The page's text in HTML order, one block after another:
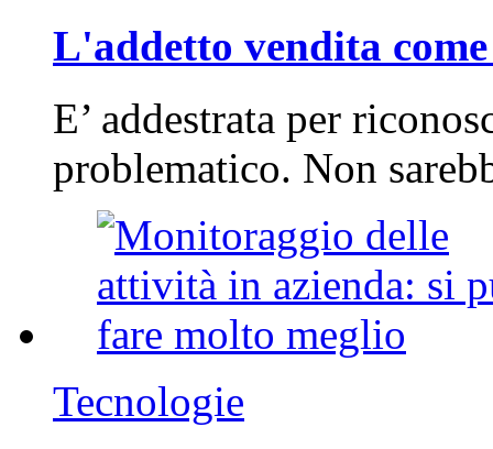
L'addetto vendita
E’ addestrata per
problematico. Non
Tecnologie